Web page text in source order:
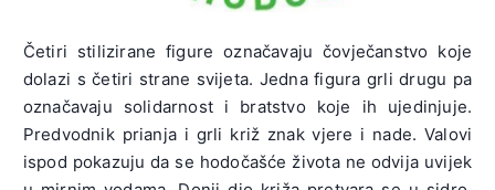
Četiri stilizirane figure označavaju čovječanstvo koje
dolazi s četiri strane svijeta. Jedna figura grli drugu pa
označavaju solidarnost i bratstvo koje ih ujedinjuje.
Predvodnik prianja i grli križ znak vjere i nade. Valovi
ispod pokazuju da se hodočašće života ne odvija uvijek